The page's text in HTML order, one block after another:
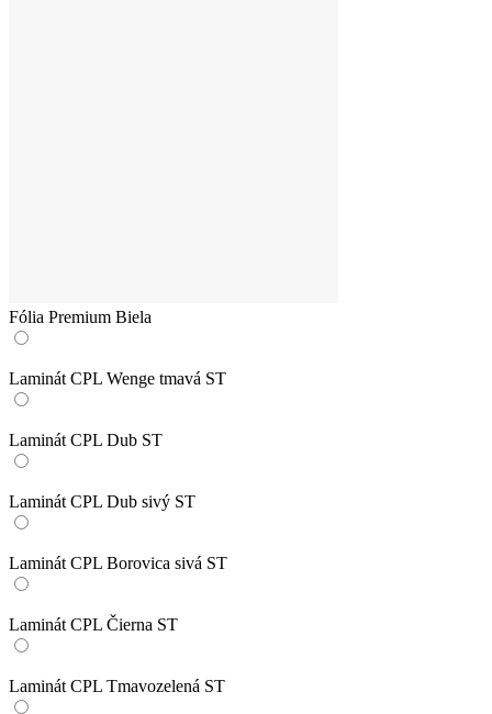
Fólia Premium Biela
Laminát CPL Wenge tmavá ST
Laminát CPL Dub ST
Laminát CPL Dub sivý ST
Laminát CPL Borovica sivá ST
Laminát CPL Čierna ST
Laminát CPL Tmavozelená ST